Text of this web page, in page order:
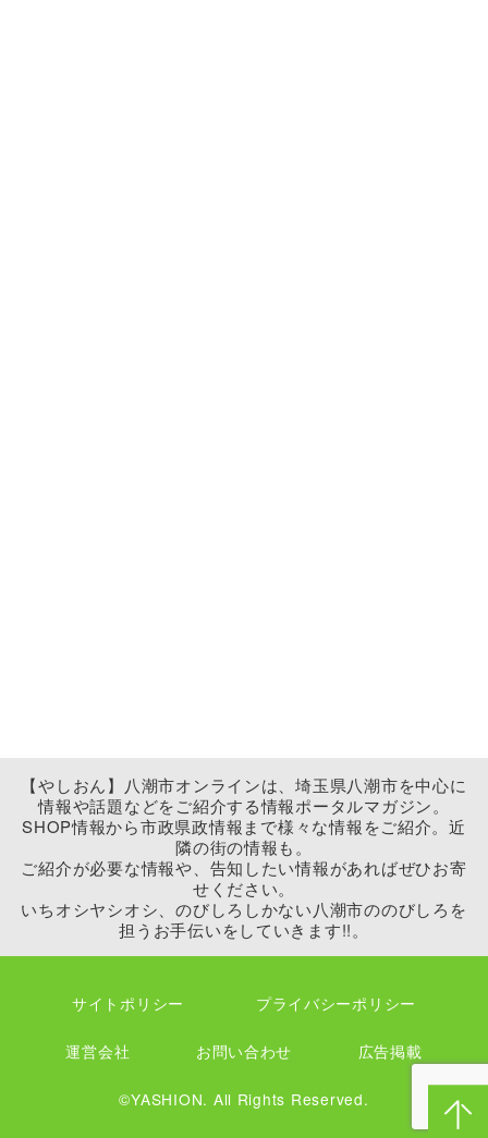
【やしおん】八潮市オンラインは、埼玉県八潮市を中心に
情報や話題などをご紹介する情報ポータルマガジン。
SHOP情報から市政県政情報まで様々な情報をご紹介。近
隣の街の情報も。
ご紹介が必要な情報や、告知したい情報があればぜひお寄
せください。
いちオシヤシオシ、のびしろしかない八潮市ののびしろを
担うお手伝いをしていきます!!。
サイトポリシー プライバシーポリシー
運営会社 お問い合わせ 広告掲載
©YASHION. All Rights Reserved.